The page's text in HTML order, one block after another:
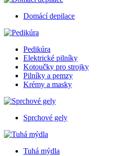
Domácí depilace
Pedikúra
Elektrické pilníky
Kotoučky pro strojky
Pilníky a pemzy
Krémy a masky
Sprchové gely
Tuhá mýdla